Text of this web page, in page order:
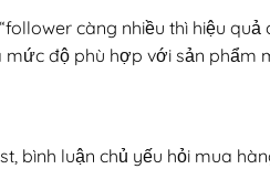
càng nhiều thì hiệu quả
độ phù hợp với sản phẩm
bình luận chủ yếu hỏi mua